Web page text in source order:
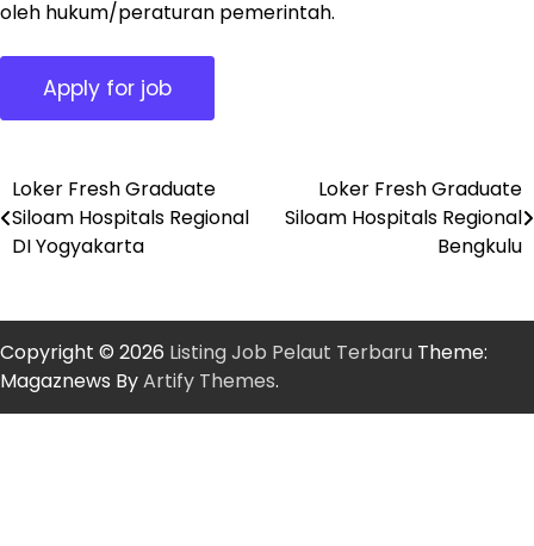
oleh hukum/peraturan pemerintah.
Post
navigation
Loker Fresh Graduate
Siloam Hospitals Regional
DI Yogyakarta
Loker Fresh Graduate
Siloam Hospitals Regional
Bengkulu
Copyright © 2026 Listing Job Pelaut Terbaru Theme:
Magaznews ByArtify Themes.